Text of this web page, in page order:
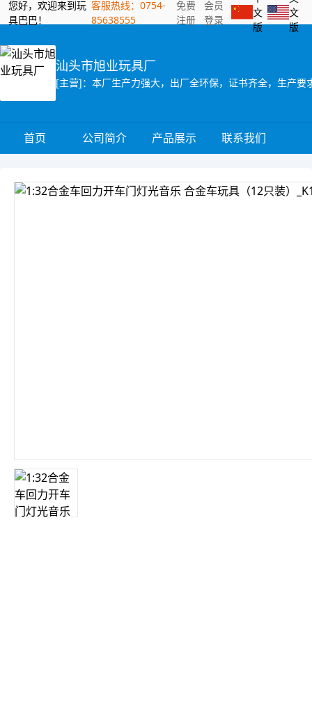
您好，欢迎来到玩
具巴巴！
客服热线：0754-
85638555
免费
注册
会员
登录
文
版
文
版
汕头市旭业玩具厂
[主营]：本厂生产力强大，出厂全环保，证书齐全，生产
首页 公司简介 产品展示 联系我们